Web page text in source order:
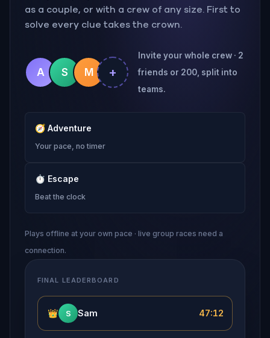
as a couple, or with a crew of any size. First to
solve every clue takes the crown.
A S M +
Invite your whole crew · 2
friends or 200, split into
teams.
🧭 Adventure
Your pace, no timer
⏱ Escape
Beat the clock
Plays offline at your own pace · live group races need a
connection.
FINAL LEADERBOARD
👑 S Sam 47:12